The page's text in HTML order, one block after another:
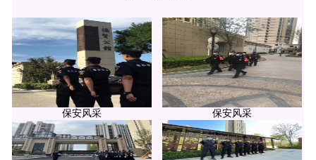
保安风采 保安风采